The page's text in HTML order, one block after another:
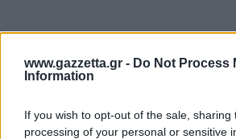
www.gazzetta.gr - Do Not Process
Information
If you wish to opt-out of the sale, sharing
processing of your personal or sensitive